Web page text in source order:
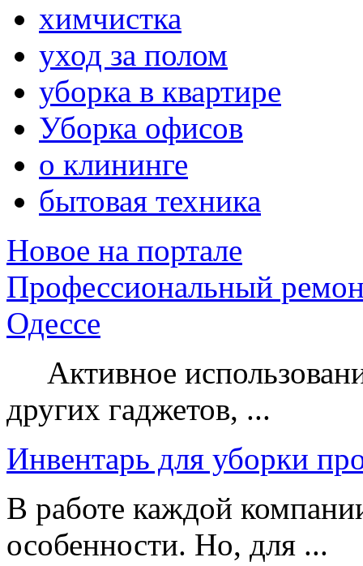
химчистка
уход за полом
уборка в квартире
Уборка офисов
о клининге
бытовая техника
Новое на портале
Профессиональный
Одессе
Активное
других гаджетов, ...
Инвентарь для уборки
В работе каждой
особенности. Но, для ...